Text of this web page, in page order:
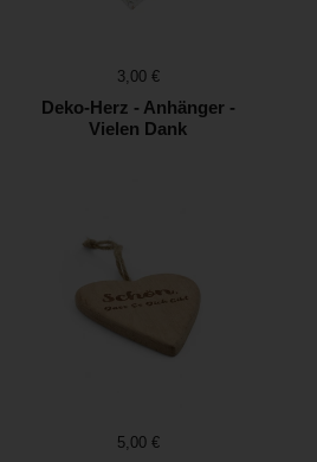
Preis:
3,00 €
Deko-Herz - Anhänger -
Vielen Dank
Preis:
5,00 €